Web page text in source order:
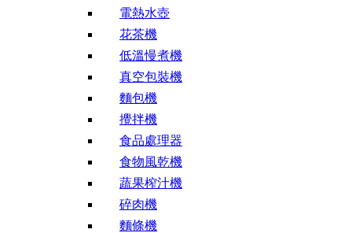
電熱水壺
花茶機
低溫慢煮機
真空包裝機
麵包機
攪拌機
食品處理器
食物風乾機
蔬果榨汁機
碎肉機
麵條機